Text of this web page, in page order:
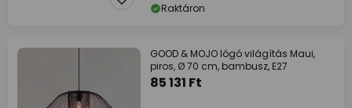
Raktáron
GOOD & MOJO lógó világítás Maui,
piros, Ø 70 cm, bambusz, E27
85 131 Ft